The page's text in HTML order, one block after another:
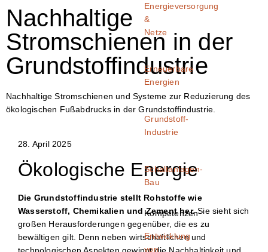
Energieversorgung
&
Netze
Erneuerbare
Energien
Grundstoff-
Industrie
Schaltanlagen-
Bau
Kompetenzen
Entwicklung
von
Nachhaltige
Stromschienen in der
Grundstoffindustrie
Nachhaltige Stromschienen und Systeme zur Reduzierung des
ökologischen Fußabdrucks in der Grundstoffindustrie.
28. April 2025
Ökologische Energie
Die Grundstoffindustrie stellt Rohstoffe wie
Wasserstoff, Chemikalien und Zement her.Sie sieht sich
großen Herausforderungen gegenüber, die es zu
bewältigen gilt. Denn neben wirtschaftlichen und